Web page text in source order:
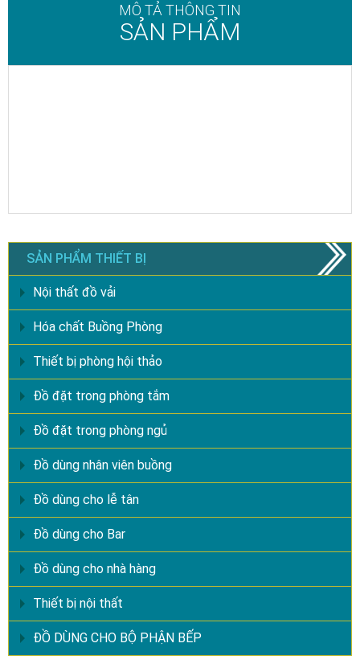
MÔ TẢ THÔNG TIN
SẢN PHẨM
SẢN PHẨM THIẾT BỊ
Nội thất đồ vải
Hóa chất Buồng Phòng
Thiết bị phòng hội thảo
Đồ đặt trong phòng tắm
Đồ đặt trong phòng ngủ
Đồ dùng nhân viên buồng
Đồ dùng cho lễ tân
Đồ dùng cho Bar
Đồ dùng cho nhà hàng
Thiết bị nội thất
ĐỒ DÙNG CHO BỘ PHẬN BẾP